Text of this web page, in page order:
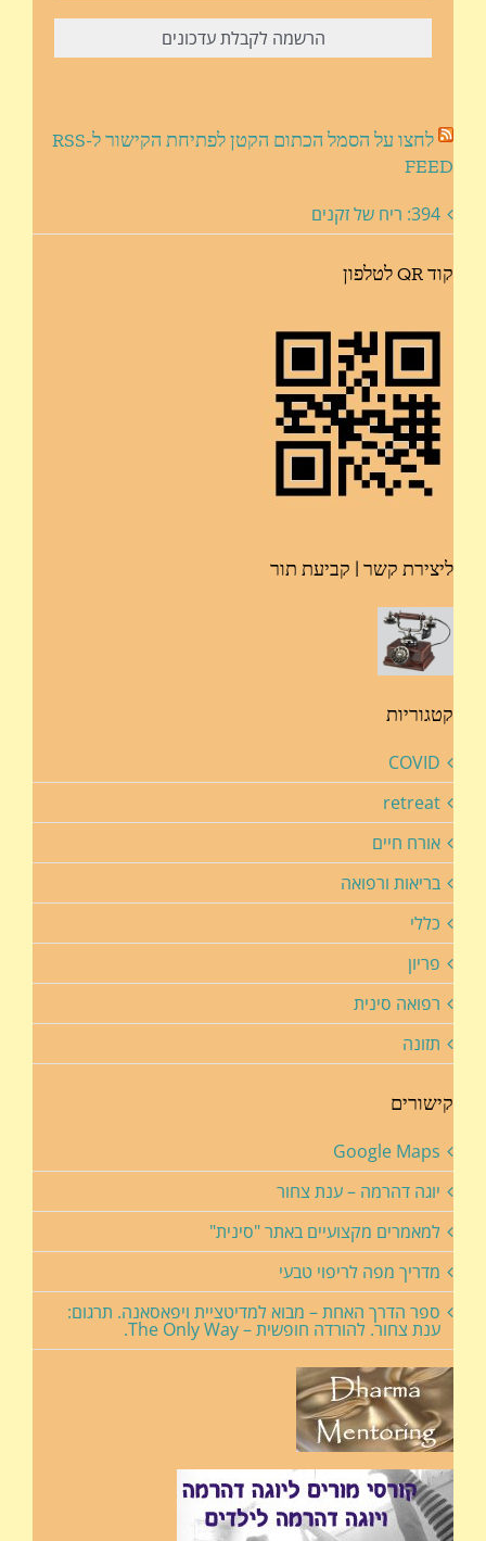
לחצו על הסמל הכתום הקטן לפתיחת הקישור ל-RSS
FEED
394: ריח של זקנים
קוד QR לטלפון
ליצירת קשר | קביעת תור
קטגוריות
COVID
retreat
אורח חיים
בריאות ורפואה
כללי
פריון
רפואה סינית
תזונה
קישורים
Google Maps
יוגה דהרמה – ענת צחור
למאמרים מקצועיים באתר "סינית"
מדריך מפה לריפוי טבעי
ספר הדרך האחת – מבוא למדיטציית ויפאסאנה. תרגום:
ענת צחור. להורדה חופשית – The Only Way.